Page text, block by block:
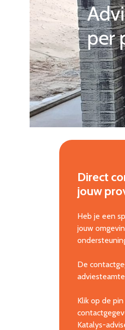
per
Direct
jouw
Heb je een
jouw
De
Klik op de
Katalys-